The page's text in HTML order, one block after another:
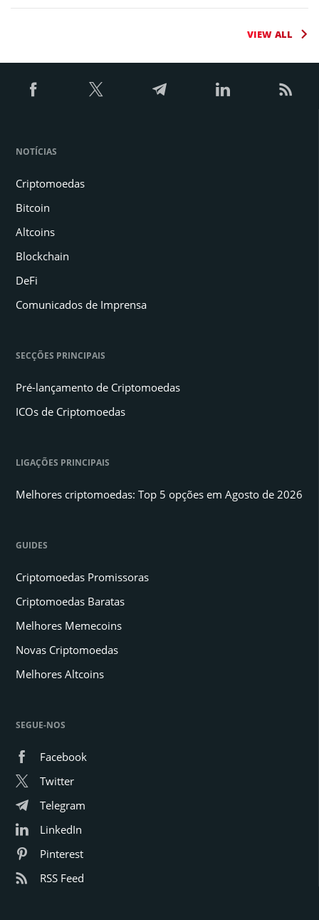
VIEW ALL
NOTÍCIAS
Criptomoedas
Bitcoin
Altcoins
Blockchain
DeFi
Comunicados de Imprensa
SECÇÕES PRINCIPAIS
Pré-lançamento de Criptomoedas
ICOs de Criptomoedas
LIGAÇÕES PRINCIPAIS
Melhores criptomoedas: Top 5 opções em Agosto de 2026
GUIDES
Criptomoedas Promissoras
Criptomoedas Baratas
Melhores Memecoins
Novas Criptomoedas
Melhores Altcoins
SEGUE-NOS
Facebook
Twitter
Telegram
LinkedIn
Pinterest
RSS Feed